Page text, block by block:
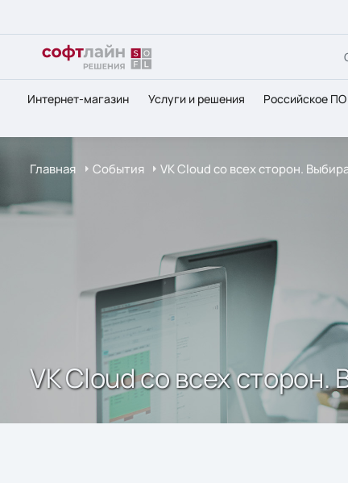
Интернет-магазин Услуги и решения Российское ПО
Главная События VK Cloud со всех сторон.
VK Cloud со всех